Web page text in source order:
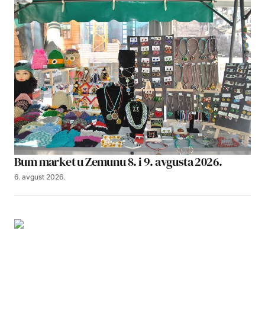
Bum market u Zemunu 8. i 9. avgusta 2026.
6. avgust 2026.